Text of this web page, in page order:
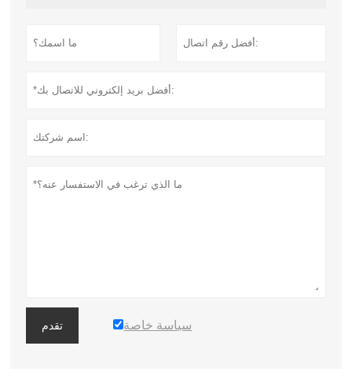
تقدم سياسة خاصة